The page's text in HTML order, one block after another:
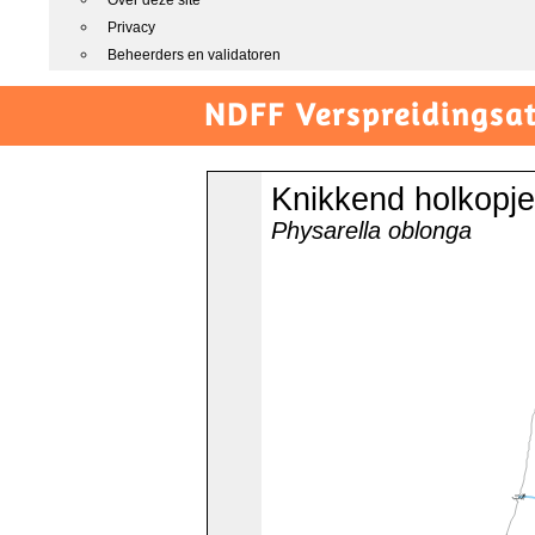
Privacy
Beheerders en validatoren
NDFF